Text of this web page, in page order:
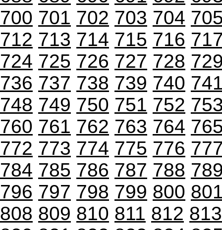
700 701 702 703 704
712 713 714 715 716
724 725 726 727 728
736 737 738 739 740
748 749 750 751 752
760 761 762 763 764
772 773 774 775 776
784 785 786 787 788
796 797 798 799 800
808 809 810 811 812 813